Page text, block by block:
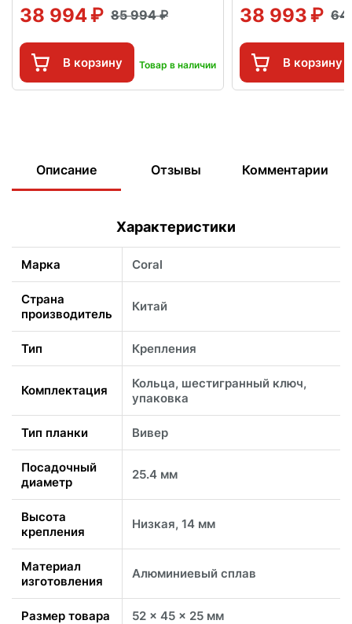
38 994 85 994
В корзину Товар в наличии
38 993 64
В корзину
Описание Отзывы Комментарии
Характеристики
Марка Coral
Страна
производитель
Китай
Тип Крепления
Комплектация
Кольца, шестигранный ключ,
упаковка
Тип планки Вивер
Посадочный
диаметр
25.4 мм
Высота
крепления
Низкая, 14 мм
Материал
изготовления
Алюминиевый сплав
Размер товара 52 x 45 x 25 мм